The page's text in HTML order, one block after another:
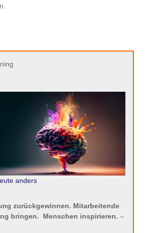
anders
zurückgewinnen. Mitarbeitende
bringen. Menschen inspirieren. –